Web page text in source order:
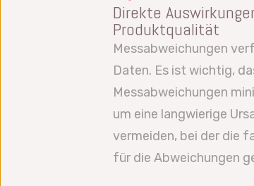
Direkte
Produktqualität
Messabweichungen
Daten. Es ist wichtig,
Messabweichungen
um eine langwierige
vermeiden, bei der die
für die Abweichungen